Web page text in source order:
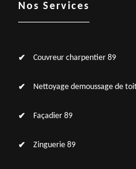
Nos Services
Couvreur charpentier 89
Nettoyage demoussage de
Façadier 89
Zinguerie 89